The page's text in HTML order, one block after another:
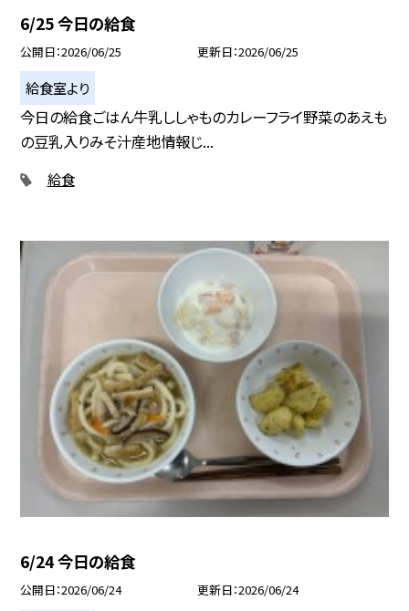
6/25 今日の給食
公開日 2026/06/25 更新日 2026/06/25
給食室より
今日の給食ごはん牛乳ししゃものカレーフライ野菜のあえも
の豆乳入りみそ汁産地情報じ...
給食
6/24 今日の給食
公開日 2026/06/24 更新日 2026/06/24